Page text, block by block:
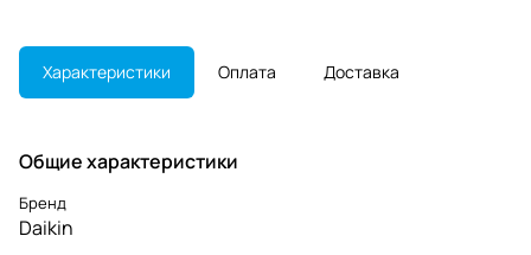
Характеристики Оплата Доставка
Общие характеристики
Бренд
Daikin